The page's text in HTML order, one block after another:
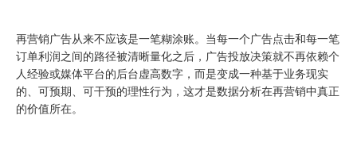
再营销广告从来不应该是一笔糊涂账。当每一个广告点击和每一笔
订单利润之间的路径被清晰量化之后，广告投放决策就不再依赖个
人经验或媒体平台的后台虚高数字，而是变成一种基于业务现实
的、可预期、可干预的理性行为，这才是数据分析在再营销中真正
的价值所在。